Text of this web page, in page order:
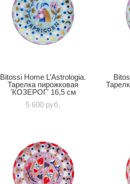
Bitossi Home L’Astrologia.
Тарелка пирожковая
'КОЗЕРОГ' 16,5 см
5 600 pуб.